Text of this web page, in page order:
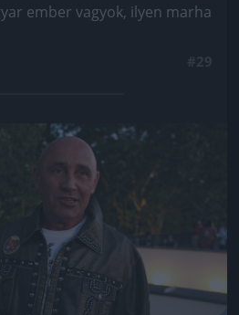
ember vagyok, ilyen marha
még kép!